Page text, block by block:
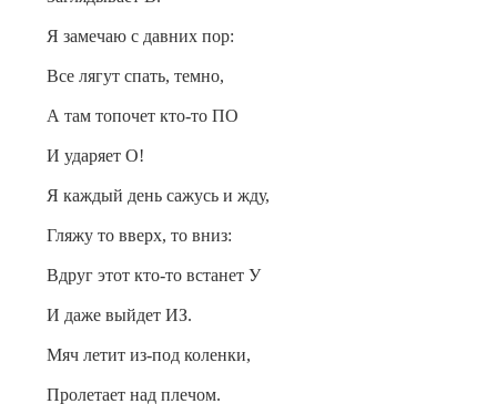
Я замечаю с давних пор:
Все лягут спать, темно,
А там топочет кто-то ПО
И ударяет О!
Я каждый день сажусь и жду,
Гляжу то вверх, то вниз:
Вдруг этот кто-то встанет У
И даже выйдет ИЗ.
Мяч летит из-под коленки,
Пролетает над плечом.